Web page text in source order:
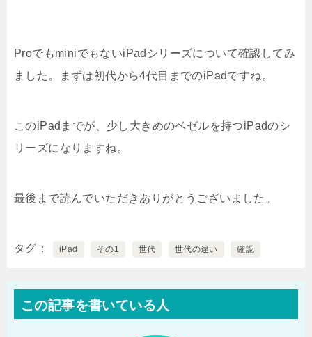
ProでもminiでもないiPadシリーズについて確認してみ
ました。まずは初代から4代目までのiPadですね。
このiPadまでが、少し大きめのベゼルを持つiPadのシ
リーズになりますね。
最後まで読んでいただきありがとうございました。
タグ iPad その1 世代 世代の違い 確認
この記事を書いている人